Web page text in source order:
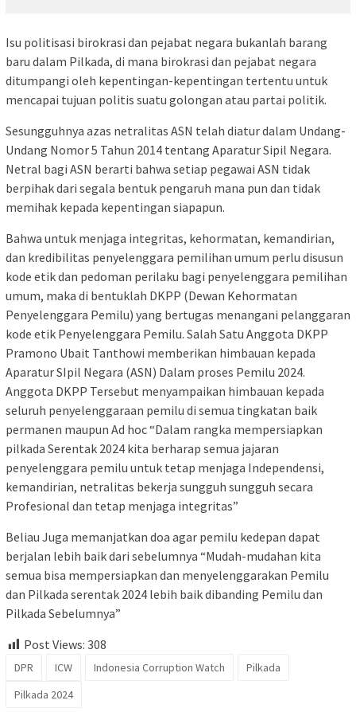
Isu politisasi birokrasi dan pejabat negara bukanlah barang
baru dalam Pilkada, di mana birokrasi dan pejabat negara
ditumpangi oleh kepentingan-kepentingan tertentu untuk
mencapai tujuan politis suatu golongan atau partai politik.
Sesungguhnya azas netralitas ASN telah diatur dalam Undang-
Undang Nomor 5 Tahun 2014 tentang Aparatur Sipil Negara.
Netral bagi ASN berarti bahwa setiap pegawai ASN tidak
berpihak dari segala bentuk pengaruh mana pun dan tidak
memihak kepada kepentingan siapapun.
Bahwa untuk menjaga integritas, kehormatan, kemandirian,
dan kredibilitas penyelenggara pemilihan umum perlu disusun
kode etik dan pedoman perilaku bagi penyelenggara pemilihan
umum, maka di bentuklah DKPP (Dewan Kehormatan
Penyelenggara Pemilu) yang bertugas menangani pelanggaran
kode etik Penyelenggara Pemilu. Salah Satu Anggota DKPP
Pramono Ubait Tanthowi memberikan himbauan kepada
Aparatur SIpil Negara (ASN) Dalam proses Pemilu 2024.
Anggota DKPP Tersebut menyampaikan himbauan kepada
seluruh penyelenggaraan pemilu di semua tingkatan baik
permanen maupun Ad hoc “Dalam rangka mempersiapkan
pilkada Serentak 2024 kita berharap semua jajaran
penyelenggara pemilu untuk tetap menjaga Independensi,
kemandirian, netralitas bekerja sungguh sungguh secara
Profesional dan tetap menjaga integritas”
Beliau Juga memanjatkan doa agar pemilu kedepan dapat
berjalan lebih baik dari sebelumnya “Mudah-mudahan kita
semua bisa mempersiapkan dan menyelenggarakan Pemilu
dan Pilkada serentak 2024 lebih baik dibanding Pemilu dan
Pilkada Sebelumnya”
Post Views: 308
DPR ICW Indonesia Corruption Watch
Pilkada
Pilkada 2024